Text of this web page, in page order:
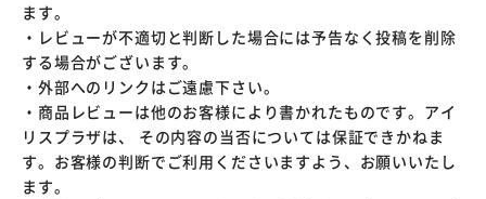
ます。
・レビューが不適切と判断した場合には予告なく投稿を削除
する場合がございます。
・外部へのリンクはご遠慮下さい。
・商品レビューは他のお客様により書かれたものです。アイ
リスプラザは、 その内容の当否については保証できかねま
す。お客様の判断でご利用くださいますよう、お願いいたし
ます。